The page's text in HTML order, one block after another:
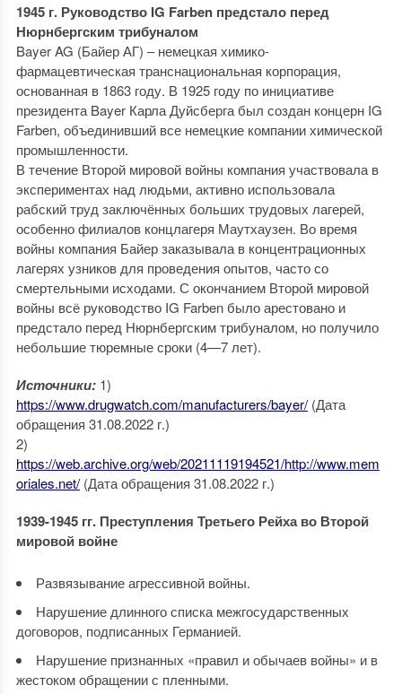
1945 г. Руководство IG Farben предстало перед
Нюрнбергским трибуналом
Bayer AG (Байер АГ) – немецкая химико-
фармацевтическая транснациональная корпорация,
основанная в 1863 году. В 1925 году по инициативе
президента Bayer Карла Дуйсберга был создан концерн IG
Farben, объединивший все немецкие компании химической
промышленности.
В течение Второй мировой войны компания участвовала в
экспериментах над людьми, активно использовала
рабский труд заключённых больших трудовых лагерей,
особенно филиалов концлагеря Маутхаузен. Во время
войны компания Байер заказывала в концентрационных
лагерях узников для проведения опытов, часто со
смертельными исходами. С окончанием Второй мировой
войны всё руководство IG Farben было арестовано и
предстало перед Нюрнбергским трибуналом, но получило
небольшие тюремные сроки (4—7 лет).
Источники:1)
https://www.drugwatch.com/manufacturers/bayer/ (Дата
обращения 31.08.2022 г.)
2)
https://web.archive.org/web/20211119194521/http://www.mem
oriales.net/(Дата обращения 31.08.2022 г.)
1939-1945 гг. Преступления Третьего Рейха во Второй
мировой войне
Развязывание агрессивной войны.
Нарушение длинного списка межгосударственных
договоров, подписанных Германией.
Нарушение признанных «правил и обычаев войны» и в
жестоком обращении с пленными.